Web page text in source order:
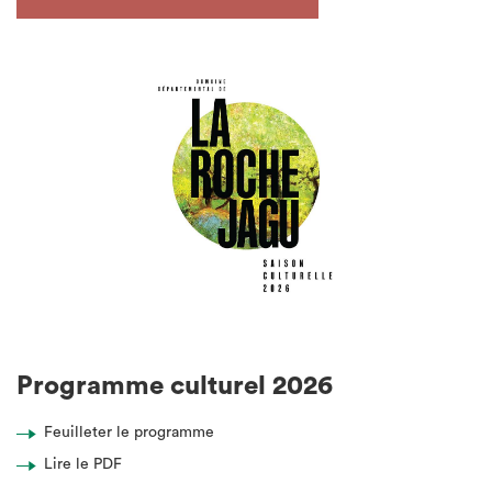
Programme culturel 2026
Feuilleter le programme
Lire le PDF